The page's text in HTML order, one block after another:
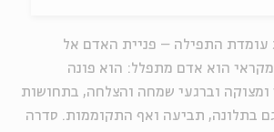
עומדת התפילה – פניית האדם אל
הוא אדם מתפלל: הוא פונה
ומצוקה וברגעי שמחה והצלחה, בתחושות
בתלונה, תביעה ואף התקוממות. סדרה